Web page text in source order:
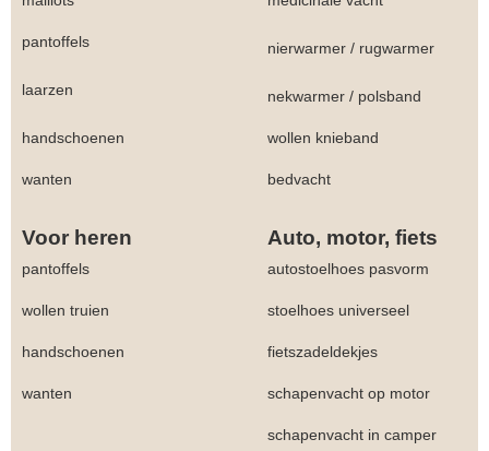
pantoffels nierwarmer / rugwarmer
laarzen nekwarmer / polsband
handschoenen wollen knieband
wanten bedvacht
Voor heren Auto, motor, fiets
pantoffels autostoelhoes pasvorm
wollen truien stoelhoes universeel
handschoenen fietszadeldekjes
wanten schapenvacht op motor
schapenvacht in camper